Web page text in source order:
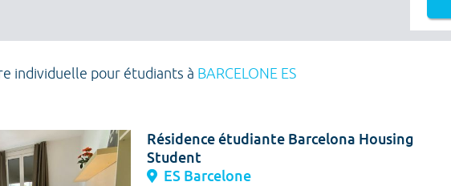
individuelle pour étudiants à BARCELONE ES
Résidence étudiante Barcelona Housing
Student
ES Barcelone